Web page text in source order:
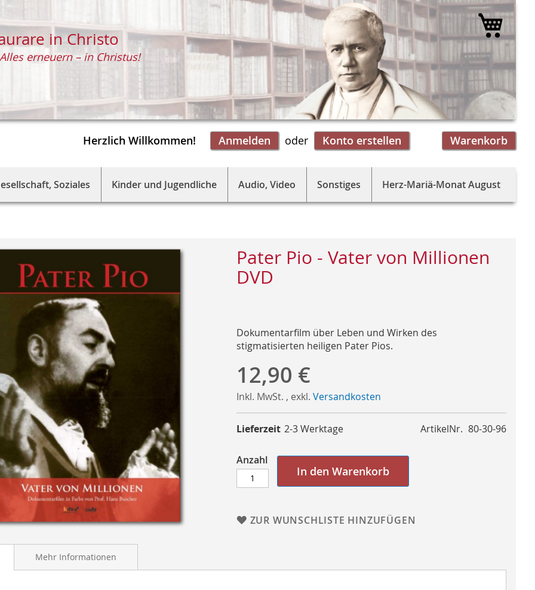
Herzlich Willkommen! Anmelden Warenkorb
Konto erstellen
in Christo
Alles erneuern – in Christus!
Mein
Soziales Kinder und Jugendliche Audio, Video Sonstiges Herz-Mariä-Monat August
Pater Pio - Vater von Millionen
DVD
Dokumentarfilm über Leben und Wirken des
stigmatisierten heiligen Pater Pios.
12,90 €
Inkl. MwSt. , exkl. Versandkosten
ArtikelNr. 80-30-96
Lieferzeit 2-3 Werktage
Anzahl
In den Warenkorb
ZUR WUNSCHLISTE HINZUFÜGEN
Mehr Informationen